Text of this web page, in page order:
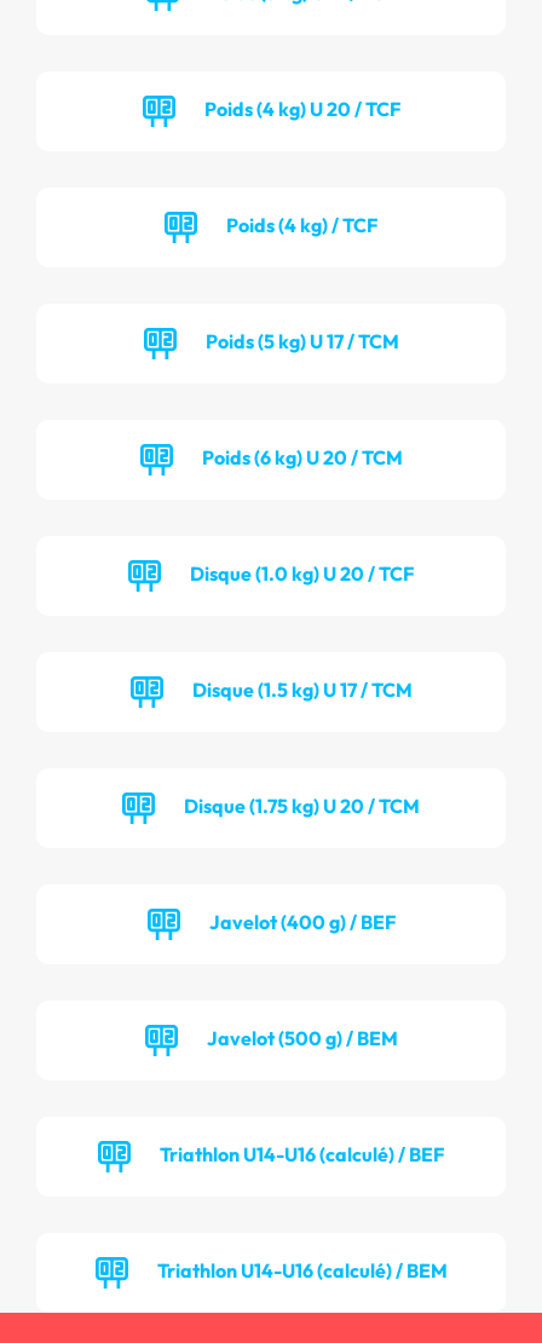
Poids (4 kg) U 20 / TCF
Poids (4 kg) / TCF
Poids (5 kg) U 17 / TCM
Poids (6 kg) U 20 / TCM
Disque (1.0 kg) U 20 / TCF
Disque (1.5 kg) U 17 / TCM
Disque (1.75 kg) U 20 / TCM
Javelot (400 g) / BEF
Javelot (500 g) / BEM
Triathlon U14-U16 (calculé) / BEF
Triathlon U14-U16 (calculé) / BEM